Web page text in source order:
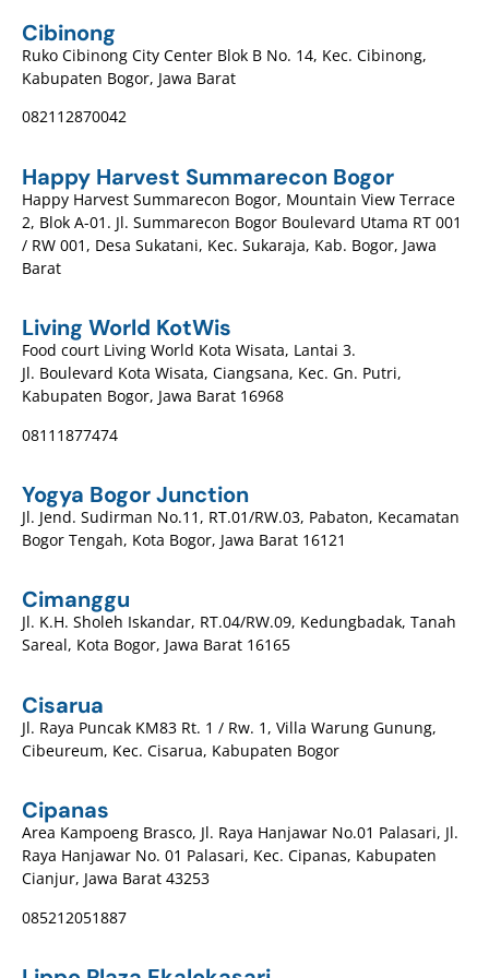
Cibinong
Ruko Cibinong City Center Blok B No. 14, Kec. Cibinong,
Kabupaten Bogor, Jawa Barat
082112870042
Happy Harvest Summarecon Bogor
Happy Harvest Summarecon Bogor, Mountain View Terrace
2, Blok A-01. Jl. Summarecon Bogor Boulevard Utama RT 001
/ RW 001, Desa Sukatani, Kec. Sukaraja, Kab. Bogor, Jawa
Barat
Living World KotWis
Food court Living World Kota Wisata, Lantai 3.
Jl. Boulevard Kota Wisata, Ciangsana, Kec. Gn. Putri,
Kabupaten Bogor, Jawa Barat 16968
08111877474
Yogya Bogor Junction
Jl. Jend. Sudirman No.11, RT.01/RW.03, Pabaton, Kecamatan
Bogor Tengah, Kota Bogor, Jawa Barat 16121
Cimanggu
Jl. K.H. Sholeh Iskandar, RT.04/RW.09, Kedungbadak, Tanah
Sareal, Kota Bogor, Jawa Barat 16165
Cisarua
Jl. Raya Puncak KM83 Rt. 1 / Rw. 1, Villa Warung Gunung,
Cibeureum, Kec. Cisarua, Kabupaten Bogor
Cipanas
Area Kampoeng Brasco, Jl. Raya Hanjawar No.01 Palasari, Jl.
Raya Hanjawar No. 01 Palasari, Kec. Cipanas, Kabupaten
Cianjur, Jawa Barat 43253
085212051887